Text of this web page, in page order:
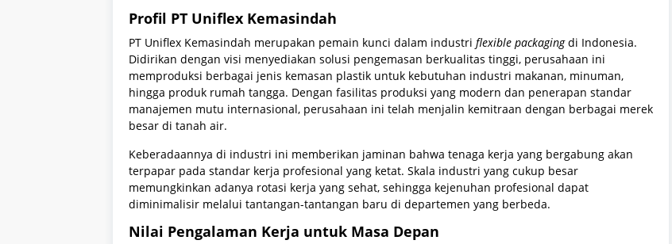
Profil PT Uniflex Kemasindah
PT Uniflex Kemasindah merupakan pemain kunci dalam industri flexible packagingdi Indonesia.
Didirikan dengan visi menyediakan solusi pengemasan berkualitas tinggi, perusahaan ini
memproduksi berbagai jenis kemasan plastik untuk kebutuhan industri makanan, minuman,
hingga produk rumah tangga. Dengan fasilitas produksi yang modern dan penerapan standar
manajemen mutu internasional, perusahaan ini telah menjalin kemitraan dengan berbagai merek
besar di tanah air.
Keberadaannya di industri ini memberikan jaminan bahwa tenaga kerja yang bergabung akan
terpapar pada standar kerja profesional yang ketat. Skala industri yang cukup besar
memungkinkan adanya rotasi kerja yang sehat, sehingga kejenuhan profesional dapat
diminimalisir melalui tantangan-tantangan baru di departemen yang berbeda.
Nilai Pengalaman Kerja untuk Masa Depan